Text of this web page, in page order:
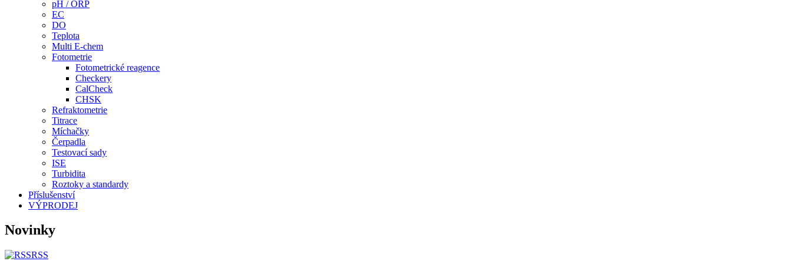
pH / ORP
EC
DO
Teplota
Multi E-chem
Fotometrie
Fotometrické reagence
Checkery
CalCheck
CHSK
Refraktometrie
Titrace
Míchačky
Čerpadla
Testovací sady
ISE
Turbidita
Roztoky a standardy
Příslušenství
VÝPRODEJ
Novinky
RSS